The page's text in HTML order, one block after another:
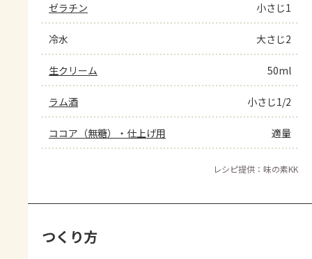
ゼラチン 小さじ1
冷水 大さじ2
生クリーム 50ml
ラム酒 小さじ1/2
ココア（無糖）・仕上げ用 適量
レシピ提供：味の素KK
つくり方